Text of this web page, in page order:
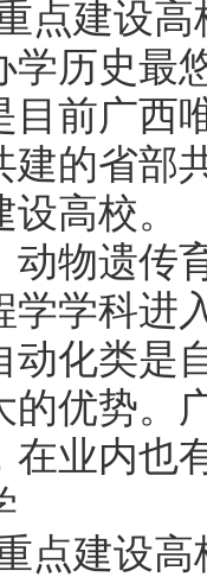
建设高
历史最悠
前广西
建的省部
高校。
物遗传育
学学科进
动化类是
的优势。
在业内也
建设高